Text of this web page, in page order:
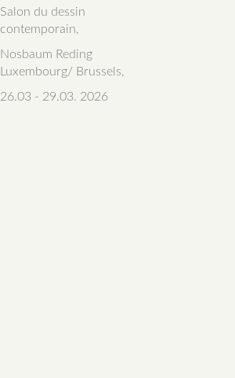
Salon du dessin
contemporain,
Nosbaum Reding
Luxembourg/ Brussels,
26.03 - 29.03. 2026